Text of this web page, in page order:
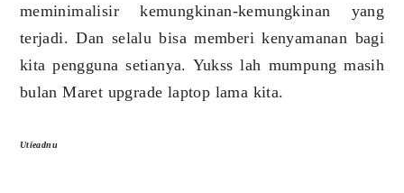
meminimalisir kemungkinan-kemungkinan yang
terjadi. Dan selalu bisa memberi kenyamanan bagi
kita pengguna setianya. Yukss lah mumpung masih
bulan Maret upgrade laptop lama kita.
Utieadnu